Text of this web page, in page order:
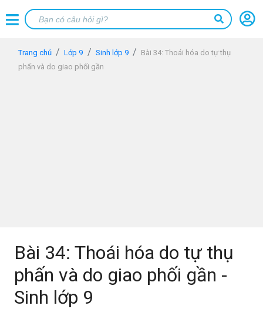
Trang chủ Lớp 9 Sinh lớp 9
Bài 34: Thoái hóa do tự thụ
phấn và do giao phối gần
Bài 34: Thoái hóa do tự thụ
phấn và do giao phối gần -
Sinh lớp 9